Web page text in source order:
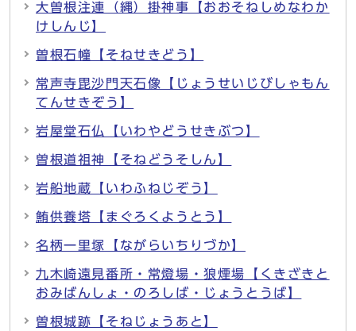
大曽根注連（縄）掛神事【おおそねしめなわか
けしんじ】
曽根石幢【そねせきどう】
常声寺毘沙門天石像【じょうせいじびしゃもん
てんせきぞう】
岩屋堂石仏【いわやどうせきぶつ】
曽根道祖神【そねどうそしん】
岩船地蔵【いわふねじぞう】
鮪供養塔【まぐろくようとう】
名柄一里塚【ながらいちりづか】
九木崎遠見番所・常燈場・狼煙場【くきざきと
おみばんしょ・のろしば・じょうとうば】
曽根城跡【そねじょうあと】